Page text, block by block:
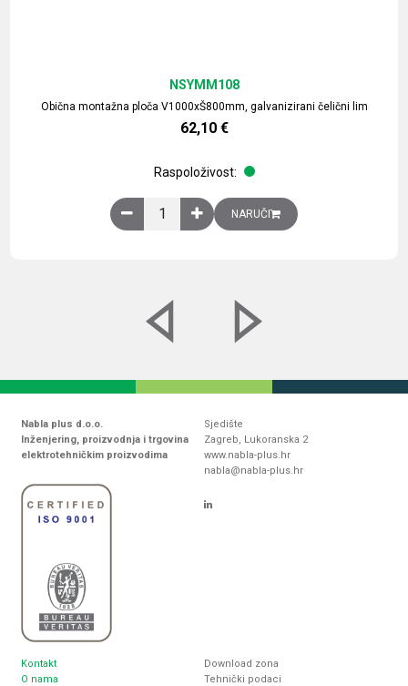
Obična montažna ploča V1000xŠ800mm, galvanizirani čelični lim
NSYMM108
62,10 €
Raspoloživost:
Obična montažna ploča V1000xŠ800mm,
NARUČI
Nabla plus d.o.o.
Inženjering, proizvodnja i trgovina
elektrotehničkim proizvodima
Sjedište
Zagreb, Lukoranska 2
www.nabla-plus.hr
nabla@nabla-plus.hr
Kontakt
O nama
Download zona
Tehnički podaci